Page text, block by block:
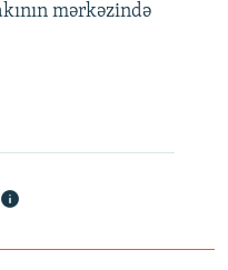
mərkəzində